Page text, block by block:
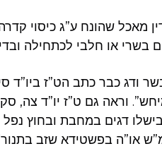
מאכל שהונח ע”ג כיסוי
בשרי או חלבי לכתחילה
בשר ודג כבר כתב הט”ז
וראה גם ט”ז יו”ד צה,
בישלו דגים במחבת ובחוץ
או”ה בפשטידא שזב